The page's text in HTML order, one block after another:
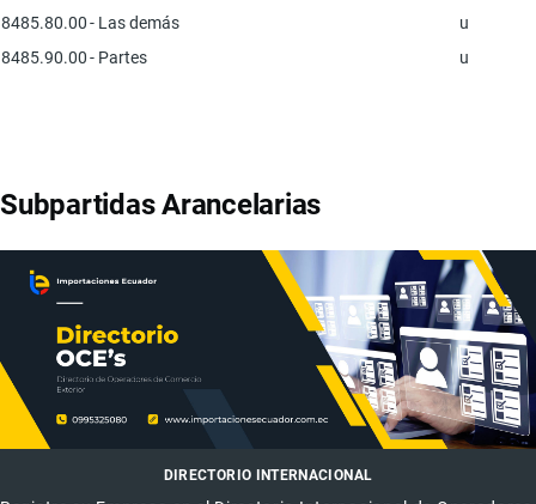
8485.80.00- Las demás
u
8485.90.00- Partes u
Subpartidas Arancelarias
DIRECTORIO INTERNACIONAL